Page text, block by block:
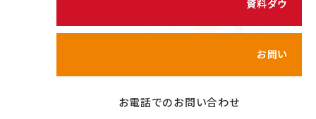
代表メッセージ
健康経営の取り組み
プライバシーポリシー
お電話でのお問い合わせ